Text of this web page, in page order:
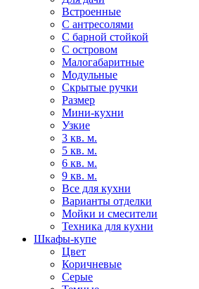
Встроенные
С антресолями
С барной стойкой
С островом
Малогабаритные
Модульные
Скрытые ручки
Размер
Мини-кухни
Узкие
3 кв. м.
5 кв. м.
6 кв. м.
9 кв. м.
Все для кухни
Варианты отделки
Мойки и смесители
Техника для кухни
Шкафы-купе
Цвет
Коричневые
Серые